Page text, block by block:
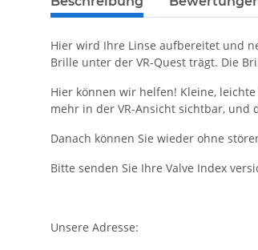
Hier wird Ihre Linse aufbereitet und
Brille unter der VR-Quest trägt. Die
Hier können wir helfen! Kleine,
mehr in der VR-Ansicht sichtbar, und
Danach können Sie wieder ohne
Bitte senden Sie Ihre Valve Index
Unsere Adresse: